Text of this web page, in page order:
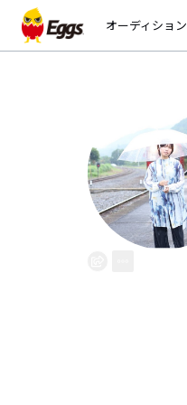
オーディション